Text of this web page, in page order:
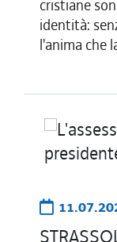
cristiane
identità:
l'anima che